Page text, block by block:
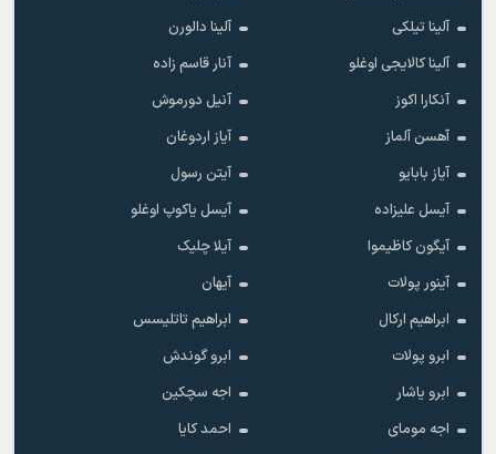
آلینا تیلکی
آلینا دالورن
آلینا کالایجی اوغلو
آنار قاسم زاده
آنکارا اکوز
آنیل دورموش
آهسن آلماز
آیاز اردوغان
آیاز بابایو
آیتن رسول
آیسل علیزاده
آیسل یاکوپ اوغلو
آیگون کاظیموا
آیلا چلیک
آینور پولات
آیهان
ابراهیم ارکال
ابراهیم تاتلیسس
ابرو پولات
ابرو گوندش
ابرو یاشار
اجه سچکین
اجه مومای
احمد کایا